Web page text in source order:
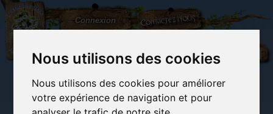
Nous utilisons des cookies
Nous utilisons des cookies pour améliorer
votre expérience de navigation et pour
L'Arbre
aux
100.000
Connexion Contactez-nous
(vide)